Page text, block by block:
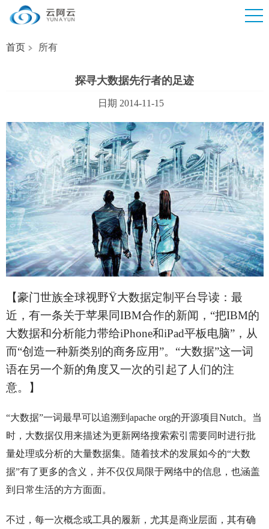
首页 所有
探寻大数据先行者的足迹
日期 2014-11-15
【豪门世族全球视野Ÿ大数据定制平台导读：最
近，有一条关于苹果同IBM合作的新闻，“把IBM的
大数据和分析能力带给iPhone和iPad平板电脑”，从
而“创造一种新类别的商务应用”。“大数据”这一词
语在另一个新的角度又一次的引起了人们的注
意。】
“大数据”一词最早可以追溯到apache org的开源项目Nutch。当
时，大数据仅用来描述为更新网络搜索索引需要同时进行批
量处理或分析的大量数据集。随着技术的发展如今的“大数
据”有了更多的含义，并不仅仅局限于网络中的信息，也涵盖
到日常生活的方方面面。
不过，每一次概念或工具的履新，尤其是商业层面，其有确